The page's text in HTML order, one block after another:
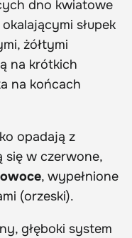
dno kwiatowe
słupek
żółtymi
na krótkich
na końcach
opadają z
się w czerwone,
, wypełnione
(orzeski).
głęboki system